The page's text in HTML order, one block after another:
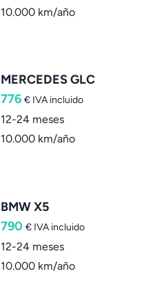
10.000 km/año
MERCEDES GLC
776 € IVA incluido
12-24 meses
10.000 km/año
BMW X5
790 € IVA incluido
12-24 meses
10.000 km/año